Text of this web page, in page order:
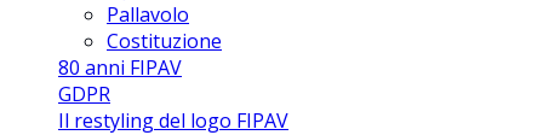
Pallavolo
Costituzione
80 anni FIPAV
GDPR
Il restyling del logo FIPAV